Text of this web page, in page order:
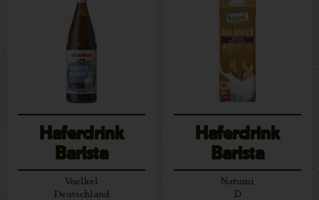
Haferdrink
Barista
Voelkel
Deutschland
Haferdrink
Barista
Natumi
D